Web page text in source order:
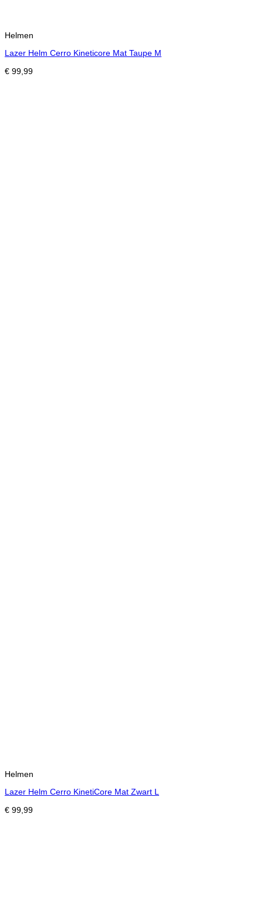
Helmen
Lazer Helm Cerro Kineticore Mat Taupe M
€ 99,99
Helmen
Lazer Helm Cerro KinetiCore Mat Zwart L
€ 99,99